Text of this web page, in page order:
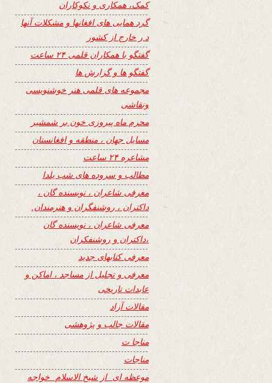
کمک، همکاری و نکوکاران
گرد همایی های افغانها و مشکلات آنها
د ر خارج از کشور
گفتگو با همکاران قلمی ۲۴ ساعت
گفتگو ها و گزارش ها
مجموعه های قلمی هنر خوشنویسی
ونقاشی
محرم ماه پیروزی خون بر شمشیر
مسایل جهان ، منطقه و افغانستان
مشاعره ۲۴ ساعت
مطالب و سروده های شب یلدا
معرفی شاعران ، نویسنده گان ،
داکتران ، روشنفگران و هنرمندان.
معرفی شاعران ، نویسنده گان
،داکتران و روشنفکران
معرفی کتابهای جدید
معرفی و تجلیل از مساجد ، اماکن و
عابدات تاریخی
مقالات آزاد
مقالات جالب و پژوهشی
مناجا ت
مناجات
موعظه ای از شیخ الاسلام خواجه